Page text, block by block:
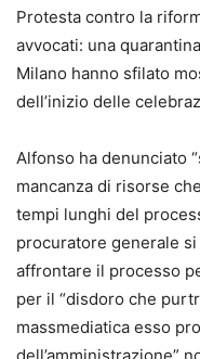
Protesta contro la
avvocati: una
Milano hanno sfilato
dell’inizio delle
Alfonso ha denunciato
mancanza di risorse
tempi lunghi del
procuratore generale si
affrontare il processo
per il “disdoro che
massmediatica esso
dell’amministrazione”